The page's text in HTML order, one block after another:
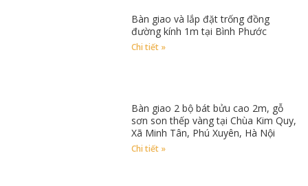
Bàn giao và lắp đặt trống đồng
đường kính 1m tại Bình Phước
Chi tiết »
Bàn giao 2 bộ bát bửu cao 2m, gỗ
sơn son thếp vàng tại Chùa Kim Quy,
Xã Minh Tân, Phú Xuyên, Hà Nội
Chi tiết »